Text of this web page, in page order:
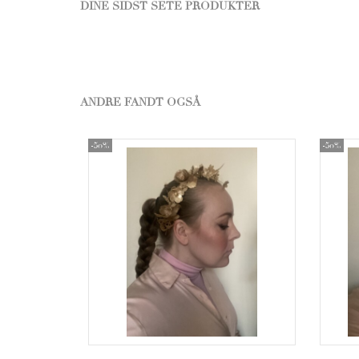
DINE SIDST SETE PRODUKTER
ANDRE FANDT OGSÅ
-50% -50%